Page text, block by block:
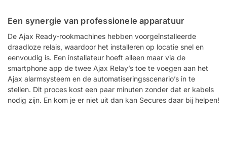
Een synergie van professionele apparatuur
De Ajax Ready-rookmachines hebben voorgeïnstalleerde
draadloze relais, waardoor het installeren op locatie snel en
eenvoudig is. Een installateur hoeft alleen maar via de
smartphone app de twee Ajax Relay’s toe te voegen aan het
Ajax alarmsysteem en de automatiseringsscenario’s in te
stellen. Dit proces kost een paar minuten zonder dat er kabels
nodig zijn. En kom je er niet uit dan kan Secures daar bij helpen!